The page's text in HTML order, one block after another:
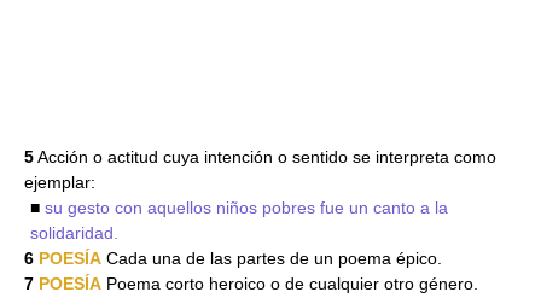
5Acción o actitud cuya intención o sentido se interpreta como
ejemplar:
■ su gesto con aquellos niños pobres fue un canto a la
solidaridad.
6 POESÍA Cada una de las partes de un poema épico.
7 POESÍA Poema corto heroico o de cualquier otro género.